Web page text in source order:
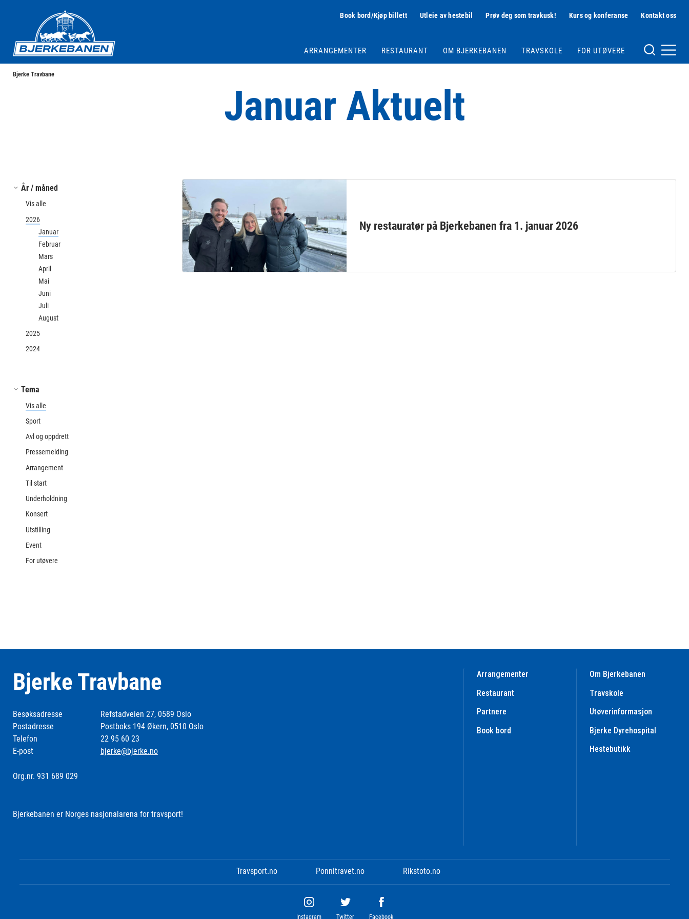
Book bord/Kjøp billett Utleie av hestebil Prøv deg som travkusk! Kurs og konferanse Kontakt oss
ARRANGEMENTER RESTAURANT OM BJERKEBANEN TRAVSKOLE FOR UTØVERE
Bjerke Travbane
Januar Aktuelt
År / måned
Vis alle
2026
Januar
Februar
Mars
April
Mai
Juni
Juli
August
2025
2024
Tema
Vis alle
Sport
Avl og oppdrett
Pressemelding
Arrangement
Til start
Underholdning
Konsert
Utstilling
Event
For utøvere
Ny restauratør på Bjerkebanen fra 1. januar 2026
Bjerke Travbane
Besøksadresse
Refstadveien 27, 0589 Oslo
Postadresse
Postboks 194 Økern, 0510 Oslo
Telefon
22 95 60 23
E-post
bjerke@bjerke.no
Org.nr. 931 689 029
Bjerkebanen er Norges nasjonalarena for travsport!
Arrangementer
Restaurant
Partnere
Book bord
Om Bjerkebanen
Travskole
Utøverinformasjon
Bjerke Dyrehospital
Hestebutikk
Travsport.no Ponnitravet.no Rikstoto.no
Instagram Twitter Facebook